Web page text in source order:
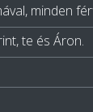
minden
te és Áron.